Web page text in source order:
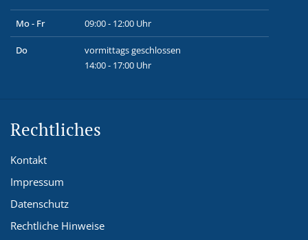
Mo - Fr 09:00 - 12:00 Uhr
Do
vormittags geschlossen
14:00 - 17:00 Uhr
Rechtliches
Kontakt
Impressum
Datenschutz
Rechtliche Hinweise